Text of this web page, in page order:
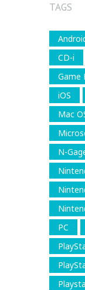
TAGS
CD-i
Game
iOS
Mac
N-
PC